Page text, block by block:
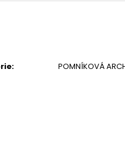
: POMNÍKOVÁ